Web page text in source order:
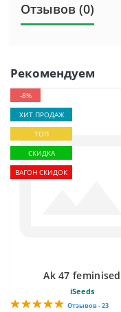
Отзывов (0)
Рекомендуем
-8%
ХИТ ПРОДАЖ
ТОП
СКИДКА
ВАГОН СКИДОК
Ak 47 feminised
iSeeds
Отзывов - 23